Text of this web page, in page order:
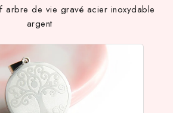
arbre de vie gravé acier inoxydable
argent